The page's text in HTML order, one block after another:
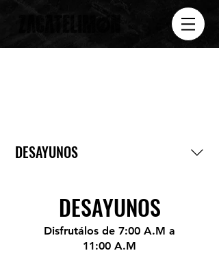
DESAYUNOS
DESAYUNOS
Disfrutálos de 7:00 A.M a
11:00 A.M